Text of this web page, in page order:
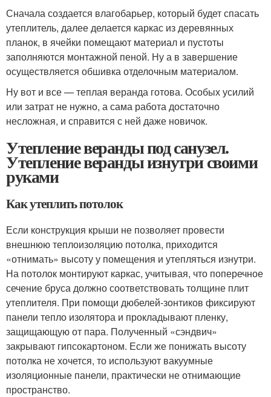
Сначала создается влагобарьер, который будет спасать
утеплитель, далее делается каркас из деревянных
планок, в ячейки помещают материал и пустоты
заполняются монтажной пеной. Ну а в завершение
осуществляется обшивка отделочным материалом.
Ну вот и все — теплая веранда готова. Особых усилий
или затрат не нужно, а сама работа достаточно
несложная, и справится с ней даже новичок.
Утепление веранды под санузел.
Утепление веранды изнутри своими
руками
Как утеплить потолок
Если конструкция крыши не позволяет провести
внешнюю теплоизоляцию потолка, приходится
«отнимать» высоту у помещения и утепляться изнутри.
На потолок монтируют каркас, учитывая, что поперечное
сечение бруса должно соответствовать толщине плит
утеплителя. При помощи дюбелей-зонтиков фиксируют
панели тепло изолятора и прокладывают пленку,
защищающую от пара. Полученный «сэндвич»
закрывают гипсокартоном. Если же понижать высоту
потолка не хочется, то используют вакуумные
изоляционные панели, практически не отнимающие
пространство.